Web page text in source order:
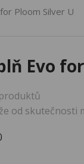
Ploom Silver U
Evo
od skutečnosti